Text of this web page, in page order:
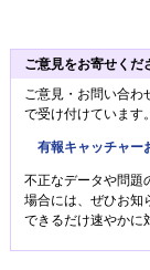
ご意見をお寄せくだ
ご意見・お問い合わ
で受け付けています。
有報キャッチャー
不正なデータや問題
場合には、ぜひお知
できるだけ速やかに